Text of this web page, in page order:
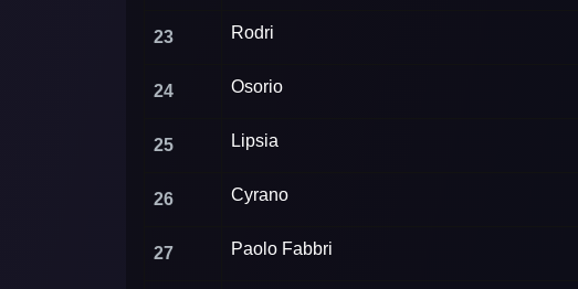
23 Rodri
24 Osorio
25 Lipsia
26 Cyrano
27 Paolo Fabbri